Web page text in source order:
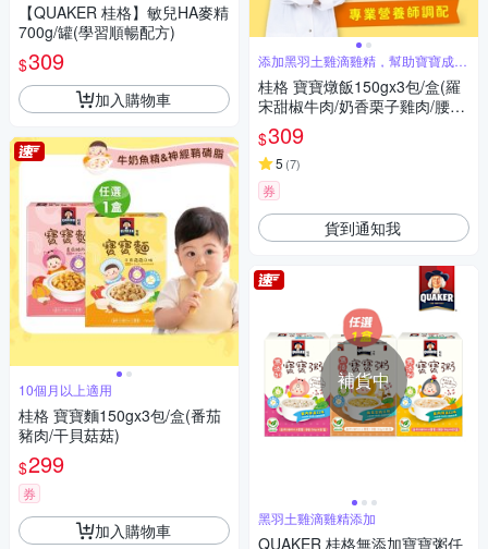
【QUAKER 桂格】敏兒HA麥精
700g/罐(學習順暢配方)
$309
加入購物車
10個月以上適用
桂格 寶寶麵150gx3包/盒(番茄
豬肉/干貝菇菇)
$299
券
加入購物車
添加黑羽土雞滴雞精，幫助寶寶成長
發育
桂格 寶寶燉飯150gx3包/盒(羅
宋甜椒牛肉/奶香栗子雞肉/腰果
起司豬肉/ 藜麥毛豆鮮蝦)
$309
5 (7)
券
貨到通知我
補貨中
黑羽土雞滴雞精添加
QUAKER 桂格無添加寶寶粥任